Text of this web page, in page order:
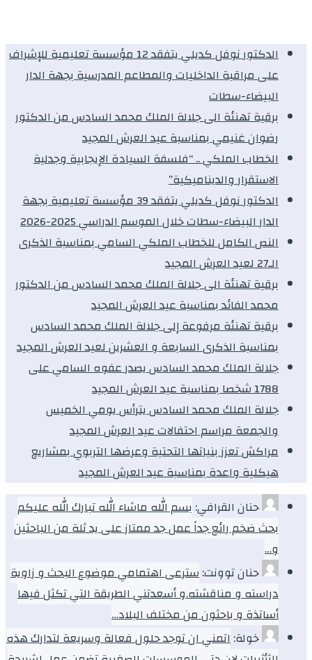
الدكتور نوفل كديلي يتفقد 12 مؤسسة تعليمية للإشراف
على مراقبة الداخليات والمطاعم المدرسية بجهة الدار
البيضاء-سطات
برقية تهنئة الى جلالة الملك محمد السادس من الدكتور
رضوان غنيمي بمناسبة عيد العرش المجيد
الخطاب الملكي .. “فلسفة السيادة الإيجابية وجدلية
الاستقرار والديناميكية”
الدكتور نوفل كديلي يتفقد 39 مؤسسة تعليمية بجهة
الدار البيضاء-سطات خلال الموسم الدراسي 2025-2026
النص الكامل للخطاب الملكي السامي بمناسبة الذكرى
الـ27 لعيد العرش المجيد
برقية تهنئة الى جلالة الملك محمد السادس من الدكتور
محمد الفائد بمناسبة عيد العرش المجيد
برقية تهنئة مرفوعة إلى جلالة الملك محمد السادس
بمناسبة الذكرى السابعة و العشرين لعيد العرش المجيد
جلالة الملك محمد السادس يصدر عفوه السامي على
1788 شخصا بمناسبة عيد العرش المجيد
جلالة الملك محمد السادس يترأس يومي الخميس
والجمعة مراسم احتفالات عيد العرش المجيد
مراكش تعزز بنياتها التحتية وعرضها التربوي بمشاريع
هيكلية واعدة بمناسبة عيد العرش المجيد
حنان القرافي: بسم الله ماشاء الله تبارك الله عليكم
بحث ضخم رائع جداً عمل جد ممتاز على يد ثلة من الباحثين
و…
حنان توونت:سترعى اهتمامي موضوع البحث و زاوية
دراسته و مناقشته.و أسعدتني الطريقة التي تكثل فيها
أساتذة و باحثون من مختلف البلاد…
خولة:اتمني ان توجد حلول فعالة وسريعة لتدارك هذه